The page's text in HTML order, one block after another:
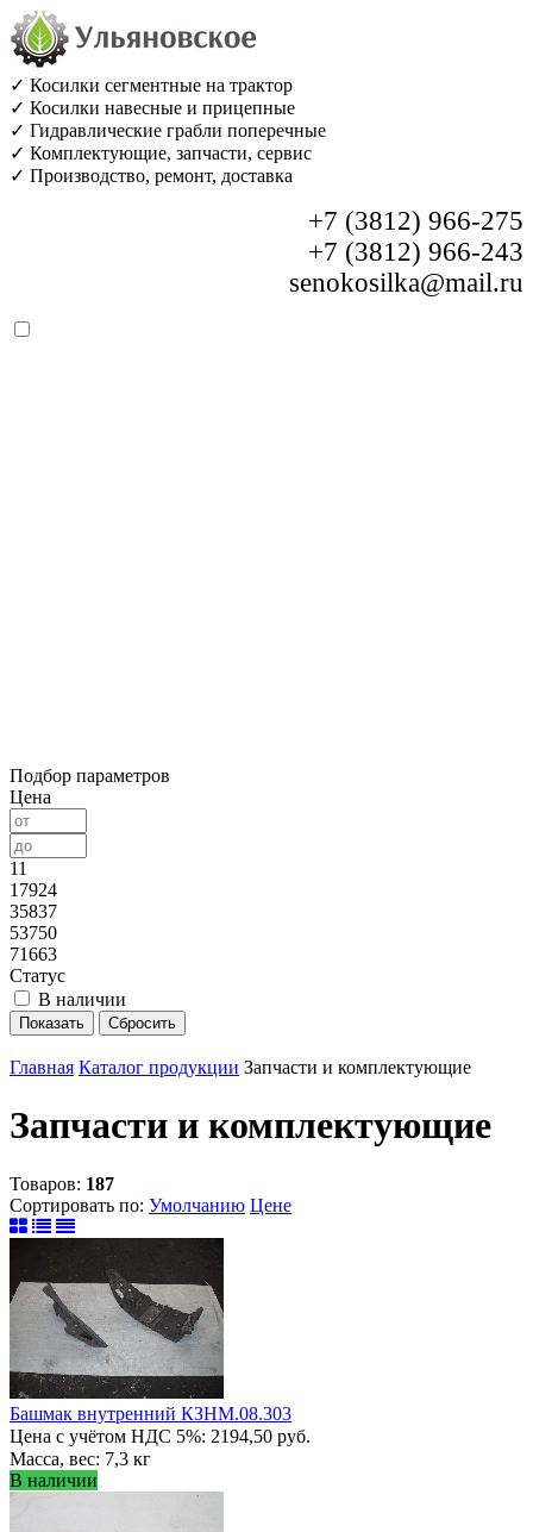
✓ Косилки сегментные на трактор
✓ Косилки навесные и прицепные
✓ Гидравлические грабли поперечные
✓ Комплектующие, запчасти, сервис
✓ Производство, ремонт, доставка
+7 (3812) 966-275
+7 (3812) 966-243
senokosilka@mail.ru
Подбор параметров
Цена
11
17924
35837
53750
71663
Статус
В наличии
Главная Каталог продукции Запчасти и комплектующие
Запчасти и комплектующие
Товаров: 187
Сортировать по: Умолчанию Цене
Башмак внутренний КЗНМ.08.303
Цена с учётом НДС 5%: 2194,50 руб.
Масса, вес: 7,3 кг
В наличии